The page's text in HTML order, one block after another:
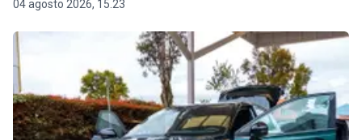
04 agosto 2026, 15.23